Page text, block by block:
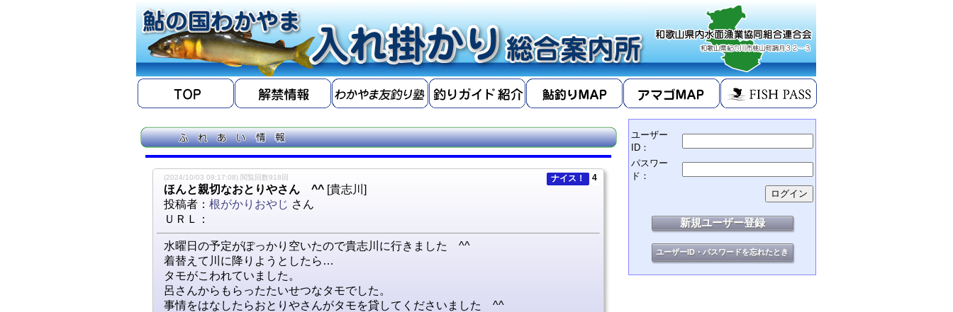
(2024/10/03 09:17:08) 閲覧回数918回
ほんと親切なおとりやさん ^^ [貴志川]
投稿者： 根がかりおやじ さん
ＵＲＬ：
ナイス！ 4
水曜日の予定がぽっかり空いたので貴志川に行きました ^^
着替えて川に降りようとしたら…
タモがこわれていました。
呂さんからもらったたいせつなタモでした。
事情をはなしたらおとりやさんがタモを貸してくださいました ^^
ユーザー
ID：
パスワー
ド：
新規ユーザー登録
ユーザーID・パスワードを忘れたとき